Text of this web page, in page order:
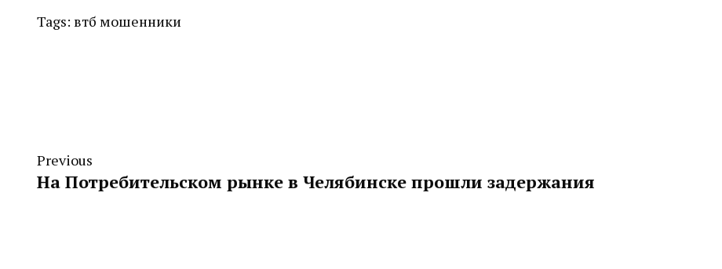
Tags: втб мошенники
Previous
На Потребительском рынке в Челябинске прошли задержания